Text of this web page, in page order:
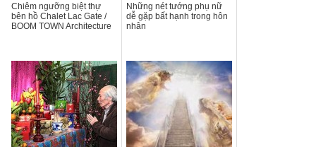
Chiêm ngưỡng biệt thự
bên hồ Chalet Lac Gate /
BOOM TOWN Architecture
Những nét tướng phụ nữ
dễ gặp bất hạnh trong hôn
nhân